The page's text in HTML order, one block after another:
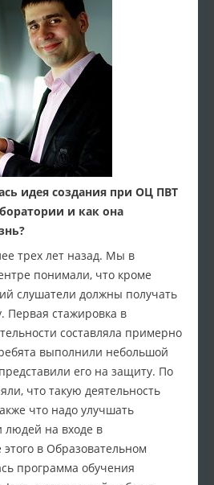
идея создания при ОЦ ПВТ
и как она
трех лет назад. Мы в
понимали, что кроме
слушатели должны получать
Первая стажировка в
составляла примерно
выполнили небольшой
его на защиту. По
что такую деятельность
что надо улучшать
людей на входе в
в Образовательном
программа обучения